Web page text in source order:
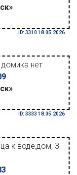
ID: 3310 18.05.2026
нет
ID: 3333 18.05.2026
к воде,дом, 3